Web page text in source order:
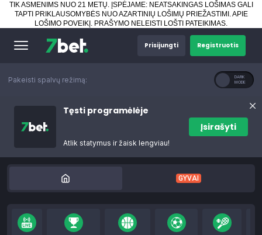
TIK ASMENIMS NUO 21 METŲ. ĮSPĖJAME: NEATSAKINGAS LOŠIMAS GALI
TAPTI PRIKLAUSOMYBĖS NUO AZARTINIŲ LOŠIMŲ PRIEŽASTIMI.APIE
LOŠIMO POVEIKĮ . PRAŠYMO NELEISTI LOŠTI PATEIKIMAS.
Prisijungti Registruotis
Pakeisti spalvų režimą:
Tęsti programėlėje
Atlik statymus ir žaisk lengviau!
Įsirašyti